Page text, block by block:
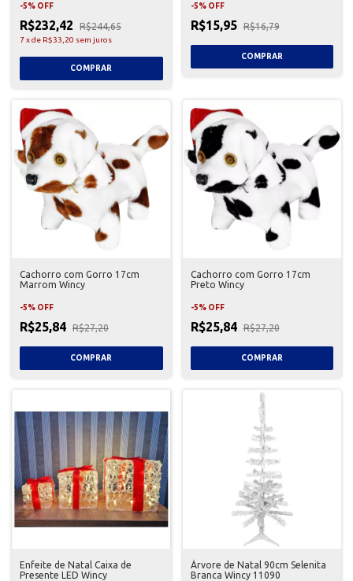
-5% OFF
R$232,42 R$244,65
7xde R$33,20 sem juros
-5% OFF
R$15,95 R$16,79
Cachorro com Gorro 17cm
Marrom Wincy
-5% OFF
R$25,84 R$27,20
Cachorro com Gorro 17cm
Preto Wincy
-5% OFF
R$25,84 R$27,20
Enfeite de Natal Caixa de
Presente LED Wincy
Árvore de Natal 90cm Selenita
Branca Wincy 11090